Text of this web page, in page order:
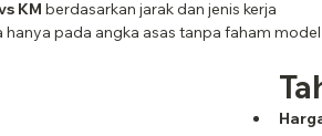
KM berdasarkan jarak dan jenis kerja
hanya pada angka asas tanpa faham